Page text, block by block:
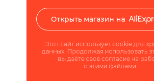
Открыть магазин на
Этот сайт использует cookie для
данных. Продолжая использовать
вы даёте своё согласие на
с этими файлами